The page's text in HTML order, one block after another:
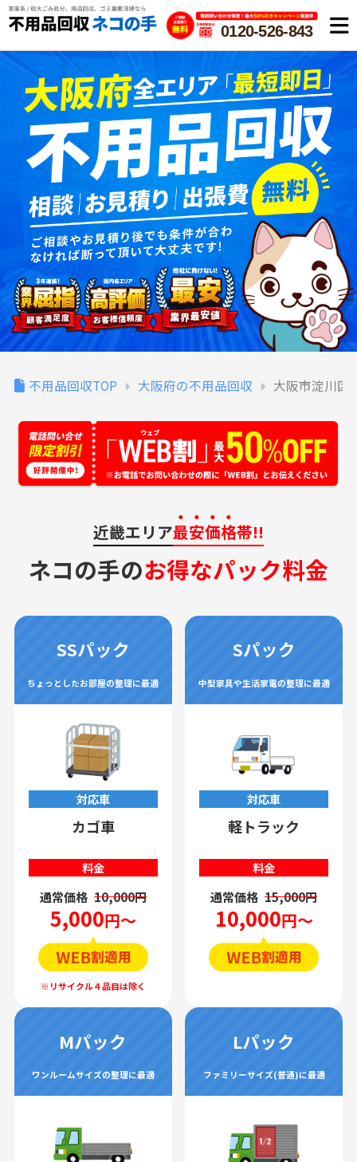
0120-526-843
不用品回収TOP 大阪府の不用品回収 大阪市淀川区
近畿エリア最安価格帯!!
ネコの手のお得なパック料金
SSパック
ちょっとしたお部屋の整理に最適
対応車
カゴ車
料金
通常価格 10,000円
5,000円～
Sパック
中型家具や生活家電の整理に最適
対応車
軽トラック
料金
通常価格 15,000円
10,000円～
Mパック
ワンルームサイズの整理に最適
Lパック
ファミリーサイズ(普通)に最適